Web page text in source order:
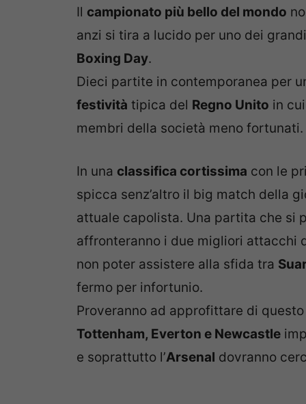
Il campionato più bello del mondo
anzi si tira a lucido per uno dei
Boxing Day.
Dieci partite in contemporanea per
festività tipica del Regno Unito in
membri della società meno fortunati.
In una classifica cortissima con le
spicca senz’altro il big match della
attuale capolista. Una partita che si
affronteranno i due migliori attacchi
non poter assistere alla sfida tra
fermo per infortunio.
Proveranno ad approfittare di
Tottenham, Everton e Newcastle
e soprattutto l’Arsenal dovranno